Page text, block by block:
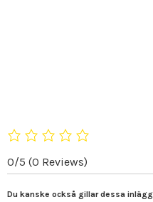
0/5 (0 Reviews)
Du kanske också gillar dessa inlägg